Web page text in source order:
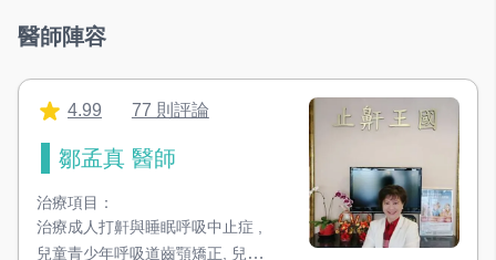
醫師陣容
4.99 77 則評論
鄒孟真 醫師
治療項目：
治療成人打鼾與睡眠呼吸中止症
兒童青少年呼吸道齒顎矯正
兒童